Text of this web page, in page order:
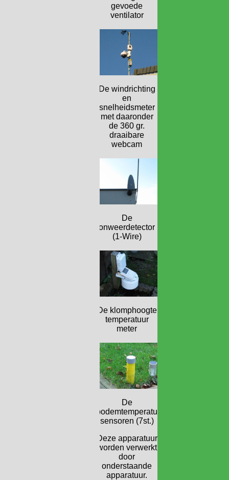
gevoede
ventilator
De windrichting
en
snelheidsmeter
met daaronder
de 360 gr.
draaibare
webcam
De
onweerdetector
(1-Wire)
De klomphoogte
temperatuur
meter
De
bodemtemperatuur
sensoren (7st.)
Deze apparatuur
worden verwerkt
door
onderstaande
apparatuur.